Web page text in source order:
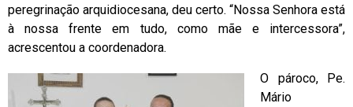
peregrinação arquidiocesana, deu certo. “Nossa Senhora está
à nossa frente em tudo, como mãe e intercessora”,
acrescentou a coordenadora.
O pároco, Pe.
Mário